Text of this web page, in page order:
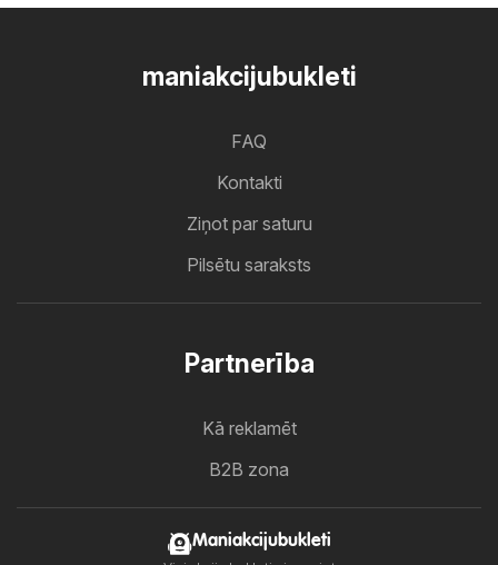
maniakcijubukleti
FAQ
Kontakti
Ziņot par saturu
Pilsētu saraksts
Partnerība
Kā reklamēt
B2B zona
Maniakcijubukleti